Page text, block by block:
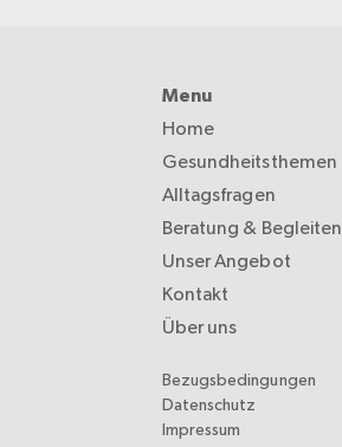
Menu
Home
Gesundheitsthemen
Alltagsfragen
Beratung & Begleiten
Unser Angebot
Kontakt
Über uns
Bezugsbedingungen
Datenschutz
Impressum